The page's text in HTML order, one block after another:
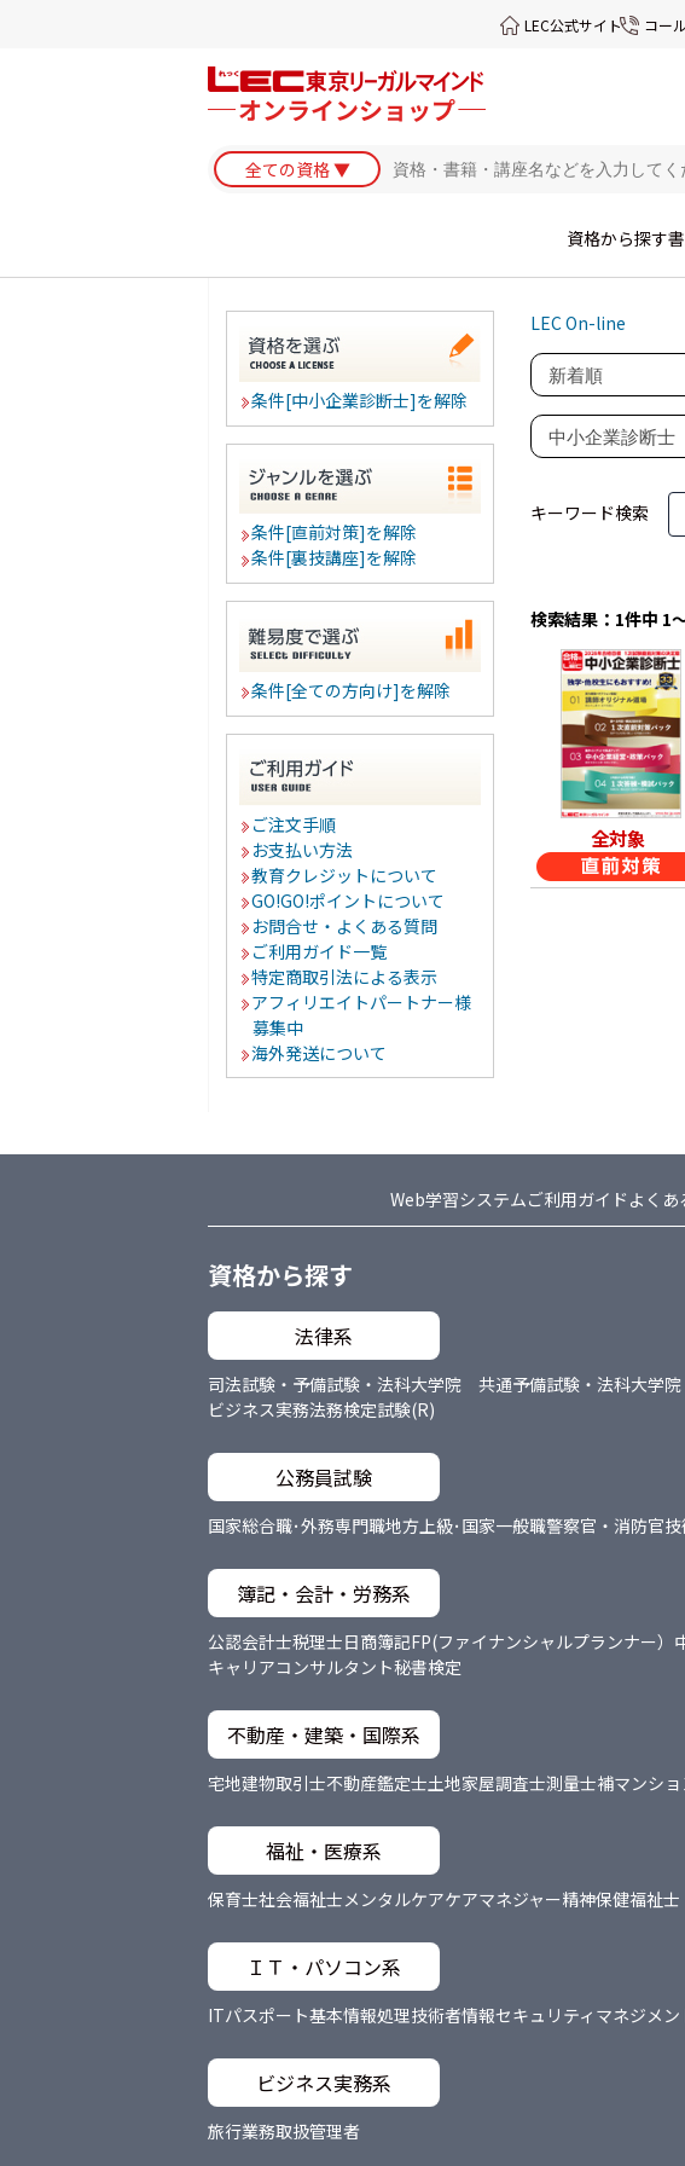
LEC公式サイト コー
資格から探す
条件[中小企業診断士]を解除
条件[直前対策]を解除
条件[裏技講座]を解除
条件[全ての方向け]を解除
ご注文手順
お支払い方法
教育クレジットについて
GO!GO!ポイントについて
お問合せ・よくある質問
ご利用ガイド一覧
特定商取引法による表示
アフィリエイトパートナー様
募集中
海外発送について
LEC On-line
キーワード検索
検索結果：1件中 1
全対象
Web学習システムご利用ガイド よくあ
資格から探す
法律系
司法試験・予備試験・法科大学院 共通予備試験・法科大学
ビジネス実務法務検定試験(R)
公務員試験
国家総合職･外務専門職地方上級･国家一般職警察官・消防官
簿記・会計・労務系
公認会計士税理士日商簿記FP(ファイナンシャルプランナー）
キャリアコンサルタント秘書検定
不動産・建築・国際系
宅地建物取引士不動産鑑定士土地家屋調査士測量士補マンシ
福祉・医療系
保育士社会福祉士メンタルケアケアマネジャー精神保健福祉士
ＩＴ・パソコン系
ITパスポート基本情報処理技術者情報セキュリティマネジメン
ビジネス実務系
旅行業務取扱管理者